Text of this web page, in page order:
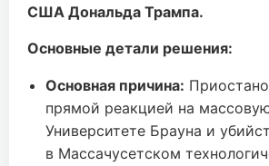
США Дональда Трампа.
Основные детали решения:
Основная причина:
прямой реакцией на
Университете Брауна и
в Массачусетском